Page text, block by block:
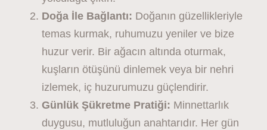
Doğa İle Bağlantı: Doğanın güzellikleriyle
temas kurmak, ruhumuzu yeniler ve bize
huzur verir. Bir ağacın altında oturmak,
kuşların ötüşünü dinlemek veya bir nehri
izlemek, iç huzurumuzu güçlendirir.
Günlük Şükretme Pratiği: Minnettarlık
duygusu, mutluluğun anahtarıdır. Her gün